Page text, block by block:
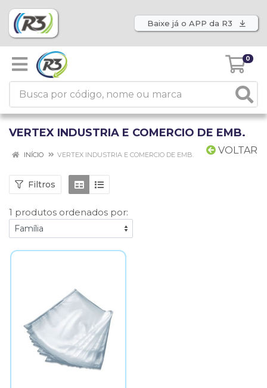
Baixe já o APP da R3
0
VERTEX INDUSTRIA E COMERCIO DE EMB.
VOLTAR
INÍCIO VERTEX INDUSTRIA E COMERCIO DE EMB.
Filtros
1 produtos ordenados por: